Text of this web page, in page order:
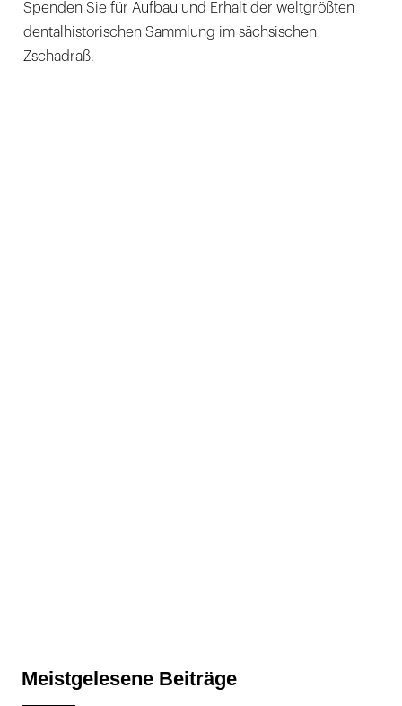
Spenden Sie für Aufbau und Erhalt der weltgrößten
dentalhistorischen Sammlung im sächsischen
Zschadraß.
Meistgelesene Beiträge